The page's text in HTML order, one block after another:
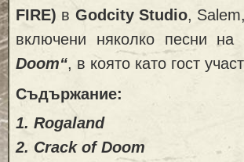
FIRE) в Godcity Studio,
включени няколко песни
Doom“, в която като гост
Съдържание:
1. Rogaland
2. Crack of Doom